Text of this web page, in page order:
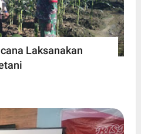
Laksanakan